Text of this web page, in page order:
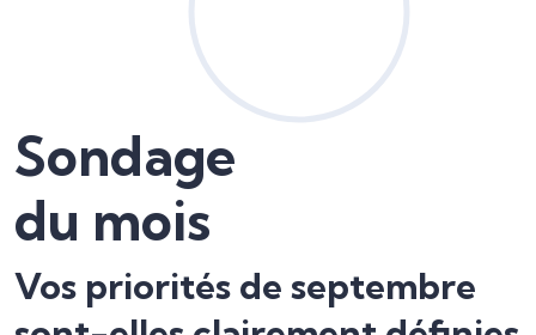
Sondage
du mois
Vos priorités de septembre